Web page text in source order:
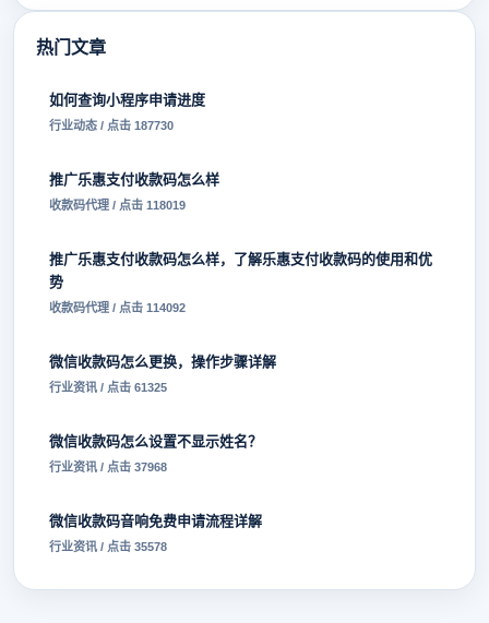
热门文章
如何查询小程序申请进度
行业动态 / 点击 187730
推广乐惠支付收款码怎么样
收款码代理 / 点击 118019
推广乐惠支付收款码怎么样，了解乐惠支付收款码的使用和优
势
收款码代理 / 点击 114092
微信收款码怎么更换，操作步骤详解
行业资讯 / 点击 61325
微信收款码怎么设置不显示姓名？
行业资讯 / 点击 37968
微信收款码音响免费申请流程详解
行业资讯 / 点击 35578